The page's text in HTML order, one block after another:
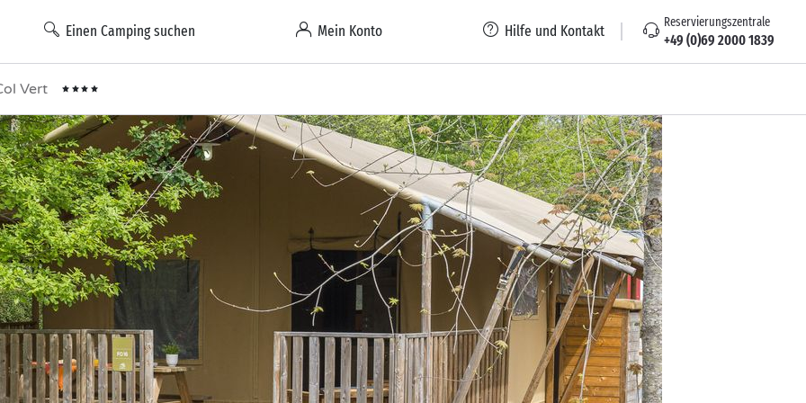
Einen Camping suchen Mein Konto Hilfe und Kontakt Reservierungszentrale
+49 (0)69 2000 1839
Vert